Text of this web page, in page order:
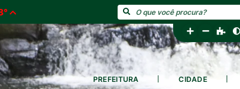
PREFEITURA CIDADE